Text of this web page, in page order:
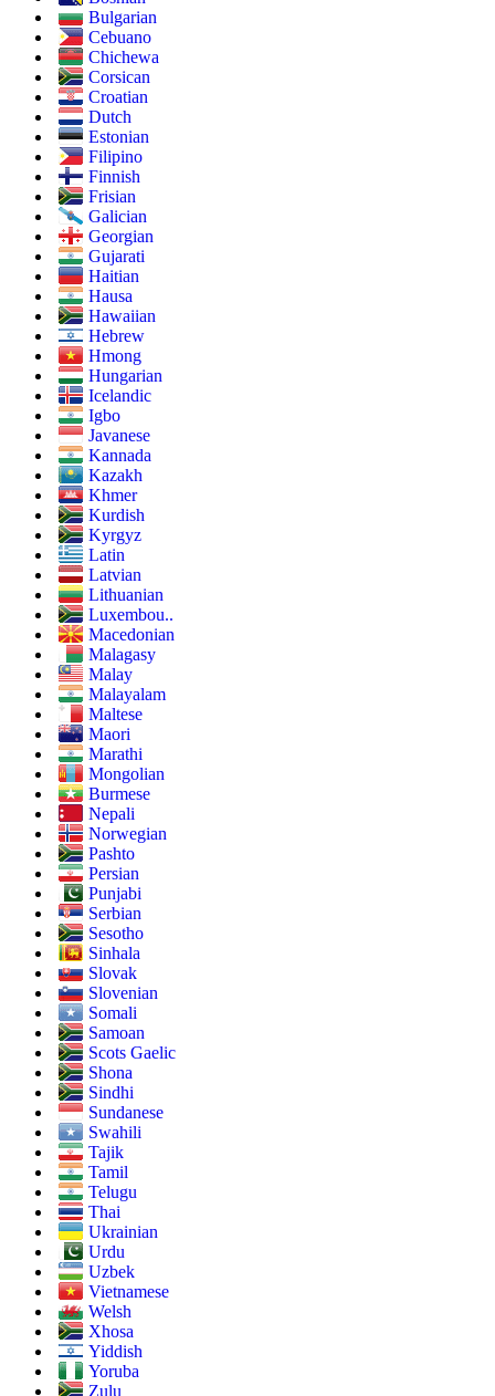
Bulgarian
Cebuano
Chichewa
Corsican
Croatian
Dutch
Estonian
Filipino
Finnish
Frisian
Galician
Georgian
Gujarati
Haitian
Hausa
Hawaiian
Hebrew
Hmong
Hungarian
Icelandic
Igbo
Javanese
Kannada
Kazakh
Khmer
Kurdish
Kyrgyz
Latin
Latvian
Lithuanian
Luxembou..
Macedonian
Malagasy
Malay
Malayalam
Maltese
Maori
Marathi
Mongolian
Burmese
Nepali
Norwegian
Pashto
Persian
Punjabi
Serbian
Sesotho
Sinhala
Slovak
Slovenian
Somali
Samoan
Scots Gaelic
Shona
Sindhi
Sundanese
Swahili
Tajik
Tamil
Telugu
Thai
Ukrainian
Urdu
Uzbek
Vietnamese
Welsh
Xhosa
Yiddish
Yoruba
Zulu